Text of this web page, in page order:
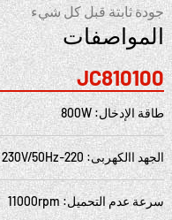
جودة ثابتة قبل كل شيء
المواصفات
JC810100
طاقة الإدخال: 800W
الجهد االكهربى: 220-230V/50Hz
سرعة عدم التحميل: 11000rpm